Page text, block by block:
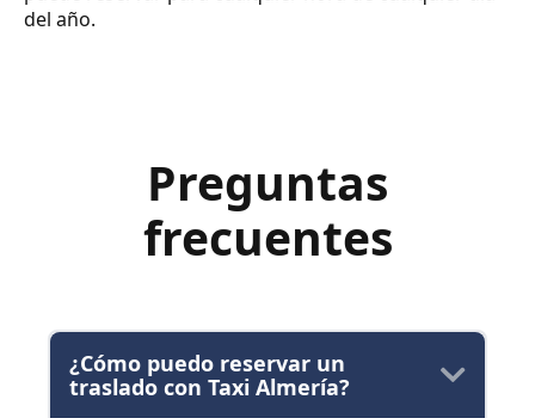
del año.
Preguntas
frecuentes
¿Cómo puedo reservar un
traslado con Taxi Almería?